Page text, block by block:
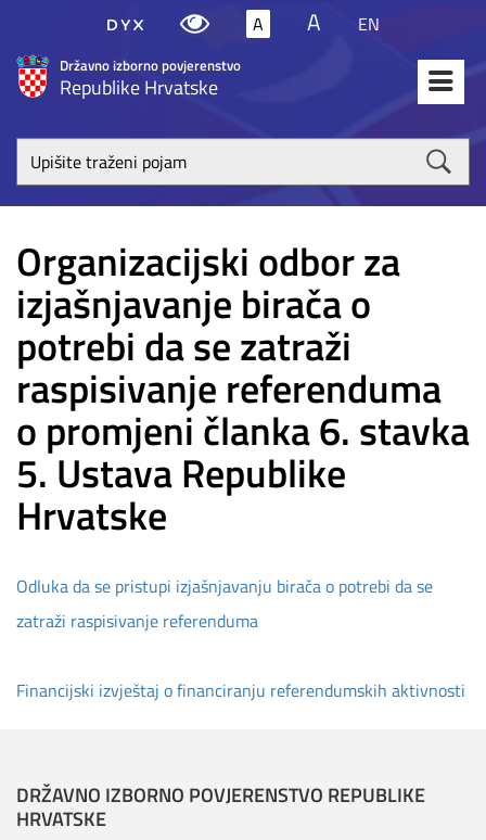
Državno izborno povjerenstvo
Republike Hrvatske
A A EN
Upišite
traženi
Organizacijski odbor za
izjašnjavanje birača o
potrebi da se zatraži
raspisivanje referenduma
o promjeni članka 6. stavka
5. Ustava Republike
Hrvatske
Odluka da se pristupi izjašnjavanju birača o potrebi da se
zatraži raspisivanje referenduma
Financijski izvještaj o financiranju referendumskih aktivnosti​​
DRŽAVNO IZBORNO POVJERENSTVO REPUBLIKE
HRVATSKE